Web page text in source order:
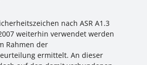
nach ASR A1.3
weiterhin verwendet werden
Rahmen der
ermittelt. An dieser